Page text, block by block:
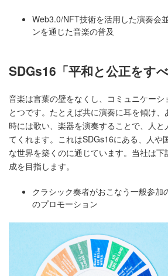
Web3.0/NFT技術を活用した演奏会
ンを通じた音楽の普及
SDGs16「平和と公正をす
音楽は言葉の壁をなくし、コミュニケーシ
とつです。たとえば共に演奏に耳を傾け、
時には歌い、楽器を演奏することで、人と
てくれます。これはSDGs16にある、人や
な世界を築くのに通じています。当社は
成を目指します。
クラシック奏者がおこなう一般参加
のプロモーション